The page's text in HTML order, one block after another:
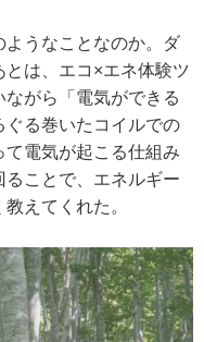
うなことなのか。ダ
とは、エコ×エネ体験ツ
がら「電気ができる
る巻いたコイルでの
電気が起こる仕組み
ことで、エネルギー
えてくれた。